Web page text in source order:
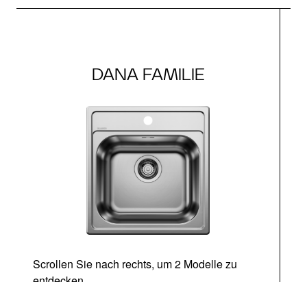
DANA FAMILIE
Scrollen Sie nach rechts, um 2 Modelle zu